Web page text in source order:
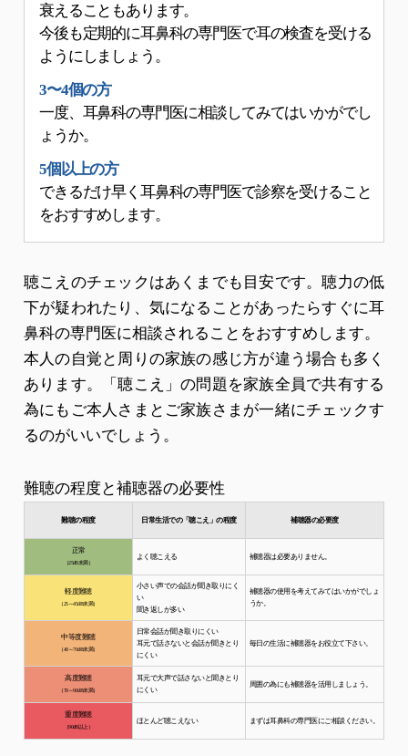
衰えることもあります。
今後も定期的に耳鼻科の専門医で耳の検査を受ける
ようにしましょう。
3〜4個の方
一度、耳鼻科の専門医に相談してみてはいかがでし
ょうか。
5個以上の方
できるだけ早く耳鼻科の専門医で診察を受けること
をおすすめします。
聴こえのチェックはあくまでも目安です。聴力の低
下が疑われたり、気になることがあったらすぐに耳
鼻科の専門医に相談されることをおすすめします。
本人の自覚と周りの家族の感じ方が違う場合も多く
あります。「聴こえ」の問題を家族全員で共有する
為にもご本人さまとご家族さまが一緒にチェックす
るのがいいでしょう。
難聴の程度と補聴器の必要性
難聴の程度 日常生活での「聴こえ」の程度 補聴器の必要度
正常
（25dB未満）
よく聴こえる 補聴器は必要ありません。
軽度難聴
（25～45dB未満）
小さい声での会話が聞き取りにく
い
聞き返しが多い
補聴器の使用を考えてみてはいかがでしょ
うか。
中等度難聴
（40～70dB未満）
日常会話が聞き取りにくい
耳元で話さないと会話が聞きとり
にくい
毎日の生活に補聴器をお役立て下さい。
高度難聴
（70～90dB未満）
耳元で大声で話さないと聞きとり
にくい
周囲の為にも補聴器を活用しましょう。
重度難聴
（90dB以上）
ほとんど聴こえない まずは耳鼻科の専門医にご相談ください。